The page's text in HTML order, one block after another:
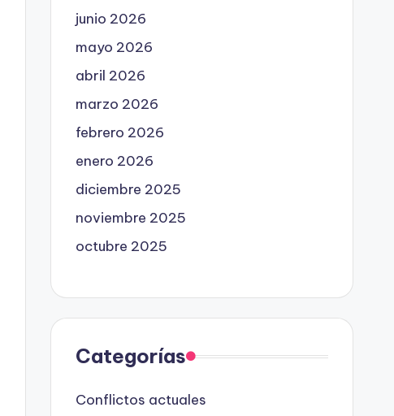
junio 2026
mayo 2026
abril 2026
marzo 2026
febrero 2026
enero 2026
diciembre 2025
noviembre 2025
octubre 2025
Categorías
Conflictos actuales